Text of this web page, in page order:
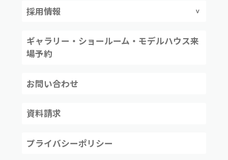
採用情報
ギャラリー・ショールーム・モデルハウス来
場予約
お問い合わせ
資料請求
プライバシーポリシー